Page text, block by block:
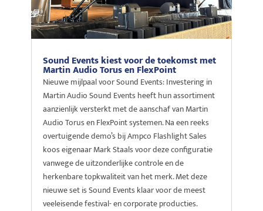
Sound Events kiest voor de toekomst met
Martin Audio Torus en FlexPoint
Nieuwe mijlpaal voor Sound Events: Investering in
Martin Audio Sound Events heeft hun assortiment
aanzienlijk versterkt met de aanschaf van Martin
Audio Torus en FlexPoint systemen. Na een reeks
overtuigende demo’s bij Ampco Flashlight Sales
koos eigenaar Mark Staals voor deze configuratie
vanwege de uitzonderlijke controle en de
herkenbare topkwaliteit van het merk. Met deze
nieuwe set is Sound Events klaar voor de meest
veeleisende festival- en corporate producties.